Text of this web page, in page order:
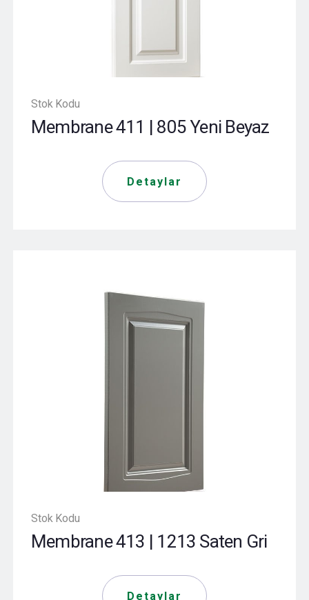
Stok Kodu
Membrane 411 | 805 Yeni Beyaz
Detaylar
Stok Kodu
Membrane 413 | 1213 Saten Gri
Detaylar